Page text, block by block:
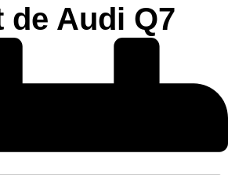
de Audi Q7